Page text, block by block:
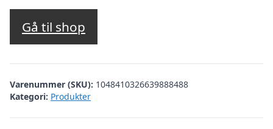
Gå til shop
Varenummer (SKU): 1048410326639888488
Kategori: Produkter